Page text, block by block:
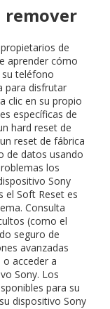
remover
de
aprender cómo
teléfono
para disfrutar
clic en su propio
específicas de
hard reset de
reset de fábrica
de datos usando
los
Sony
el Soft Reset es
Consulta
(como el
seguro de
avanzadas
acceder a
Sony. Los
para su
dispositivo Sony